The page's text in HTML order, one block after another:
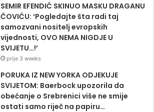
SEMIR EFENDIĆ SKINUO MASKU DRAGANU
ČOVIĆU: ‘Pogledajte šta radi taj
samozvani nositelj evropskih
vijednosti, OVO NEMA NIGDJE U
SVIJETU…!’
prije 3 weeks
PORUKA IZ NEW YORKA ODJEKUJE
SVIJETOM: Baerbock upozorila da
obećanje o Srebrenici više ne smije
ostati samo riječ na papiru…